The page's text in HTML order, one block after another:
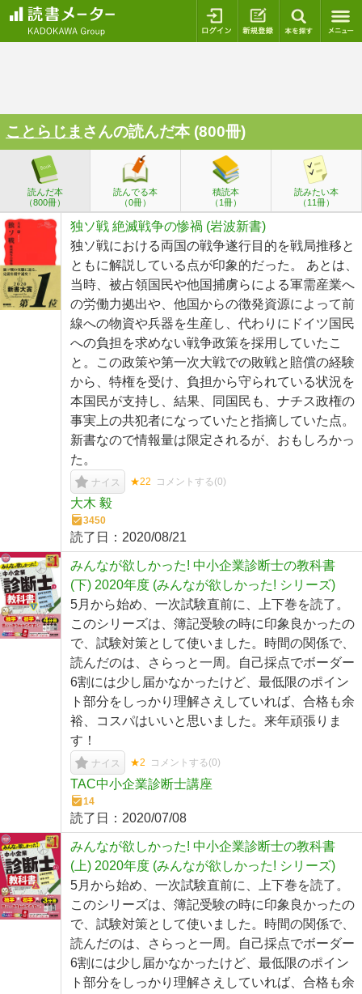
ログイン 新規登録
ことらじま さんの読んだ本 (800冊)
読んだ本
（800冊）
読んでる本
（0冊）
積読本
（1冊）
読みたい本
（11冊）
独ソ戦 絶滅戦争の惨禍 (岩波新書)
独ソ戦における両国の戦争遂行目的を戦局推移と
ともに解説している点が印象的だった。 あとは、
当時、被占領国民や他国捕虜らによる軍需産業へ
の労働力拠出や、他国からの徴発資源によって前
線への物資や兵器を生産し、代わりにドイツ国民
への負担を求めない戦争政策を採用していたこ
と。この政策や第一次大戦での敗戦と賠償の経験
から、特権を受け、負担から守られている状況を
本国民が支持し、結果、同国民も、ナチス政権の
事実上の共犯者になっていたと指摘していた点。
新書なので情報量は限定されるが、おもしろかっ
た。
ナイス ★22 コメントする(0)
大木 毅
3450
読了日： 2020/08/21
みんなが欲しかった! 中小企業診断士の教科書
(下) 2020年度 (みんなが欲しかった! シリーズ)
5月から始め、一次試験直前に、上下巻を読了。
このシリーズは、簿記受験の時に印象良かったの
で、試験対策として使いました。時間の関係で、
読んだのは、さらっと一周。自己採点でボーダー
6割には少し届かなかったけど、最低限のポイン
ト部分をしっかり理解さえしていれば、合格も余
裕、コスパはいいと思いました。来年頑張りま
す！
ナイス ★2 コメントする(0)
TAC中小企業診断士講座
14
読了日： 2020/07/08
みんなが欲しかった! 中小企業診断士の教科書
(上) 2020年度 (みんなが欲しかった! シリーズ)
5月から始め、一次試験直前に、上下巻を読了。
このシリーズは、簿記受験の時に印象良かったの
で、試験対策として使いました。時間の関係で、
読んだのは、さらっと一周。自己採点でボーダー
6割には少し届かなかったけど、最低限のポイン
ト部分をしっかり理解さえしていれば、合格も余